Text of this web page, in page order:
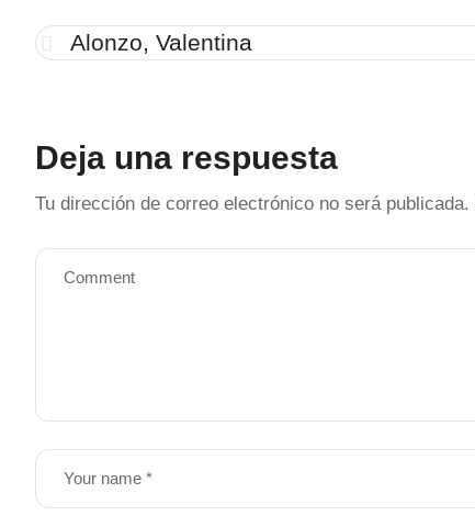
Alonzo, Valentina
Deja una respuesta
Tu dirección de correo electrónico no será publicada.